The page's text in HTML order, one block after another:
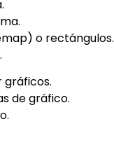
o rectángulos.
gráficos.
de gráfico.